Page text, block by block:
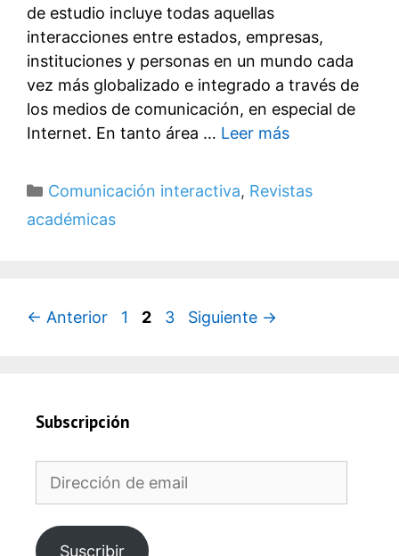
de estudio incluye todas aquellas
interacciones entre estados, empresas,
instituciones y personas en un mundo cada
vez más globalizado e integrado a través de
los medios de comunicación, en especial de
Internet. En tanto área … Leer más
Categorías
Comunicación interactiva, Revistas
académicas
← Anterior Página
1 Página
2 Página
3 Siguiente →
Subscripción
de
Suscribir